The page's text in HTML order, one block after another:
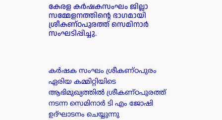
കേരള കർഷകസംഘം ജില്ലാ
സമ്മേളനത്തിന്റെ ഭാഗമായി
ശ്രീകണ്ഠപുരത്ത് സെമിനാർ
സംഘടിപ്പിച്ചു.
കർഷക സംഘം ശ്രീകണ്ഠപുരം
ഏരിയ കമ്മിറ്റിയിടെ
ആഭിമുഖ്യത്തിൽ ശ്രീകണ്ഠപുരത്ത്
നടന്ന സെമിനാർ ടി എം ജോഷി
ഉദ്ഘാടനം ചെയ്യുന്നു